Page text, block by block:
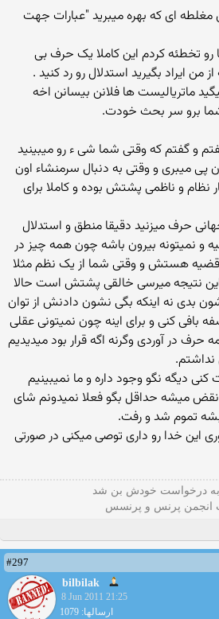
مغلطه ای که بهره میبرید "عبارات جهت
تخطئه کردم این کاملا یک حرف بی
من ایراد بگیرید استدلال رو رد کنید .
ماتریالیست ها فلانن بیسانن اخه
شما برو سر بحث خودت.
و گفتم که وقتی شما شی ء رو میبینید
میبری و وقتی به دنبال سرمنشاء اون
نظام و ناظمی پشتش بوده و کاملا برای
حرف میزنید دقیقا منطق و استدلال
و نمیتونه بیرون باشه چون همه چیز در
هستش و وقتی شما از یک نظم مثلا
نتیجه میرسی خالقی پشتش است حالا
بدی نه اینکه بگی نشون دادنش از توان
بافی کنی و برای اینه چون نمیتونی عقلی
در آوردی وگرنه اگه قرار بود میدیدیم
نداشتم.
کنی دیگه نگو وجود داره و ما نمیبینیم
میشه حداقل بگو فعلا نمیدونم شای
بشه تموم شد و رفت.
این خدا رو داری توصی میکنی در صورتی
به درخواست خودش بن شد
انجمن پرنس و پرنسس
#297
bilbilak
8 Jun 2011 21:25
ارسالها: 1079